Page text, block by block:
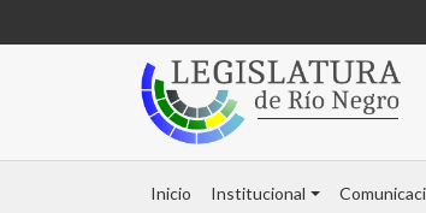
Inicio Institucional